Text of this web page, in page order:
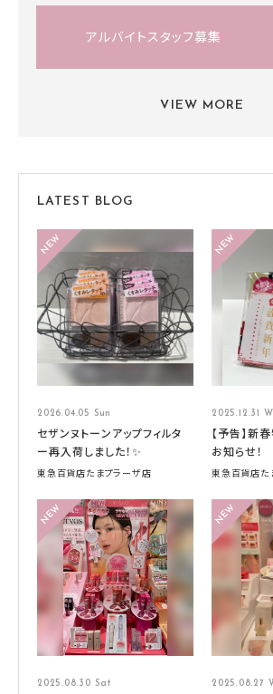
アルバイトスタッフ募集
VIEW MORE
LATEST BLOG
2026.04.05 Sun
セザンヌトーンアップフィルタ
ー再入荷しました！✨
東急百貨店たまプラーザ店
2025.12.31
【予告】新
お知らせ！
東急百貨店た
2025.08.30 Sat 2025.08.27